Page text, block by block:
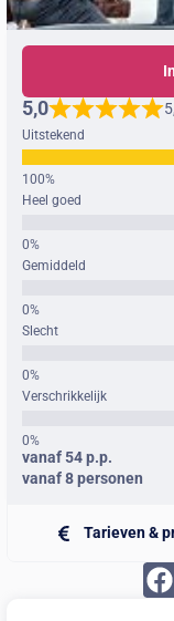
5,0
Uitstekend
Heel goed
Gemiddeld
Slecht
Verschrikkelijk
vanaf 54 p.p.
vanaf 8 personen
Tarieven &